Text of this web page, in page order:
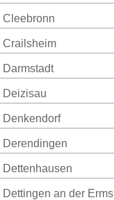
Crailsheim
Deizisau
an der Erms